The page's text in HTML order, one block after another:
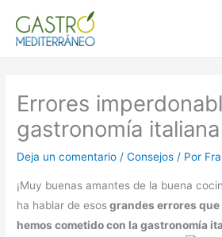
contenido
Errores
gastronomía italiana
Deja un comentario /Consejos / Por
¡Muy buenas amantes de la buena
ha hablar de esosgrandes errores que
hemos cometido con la gastronomía